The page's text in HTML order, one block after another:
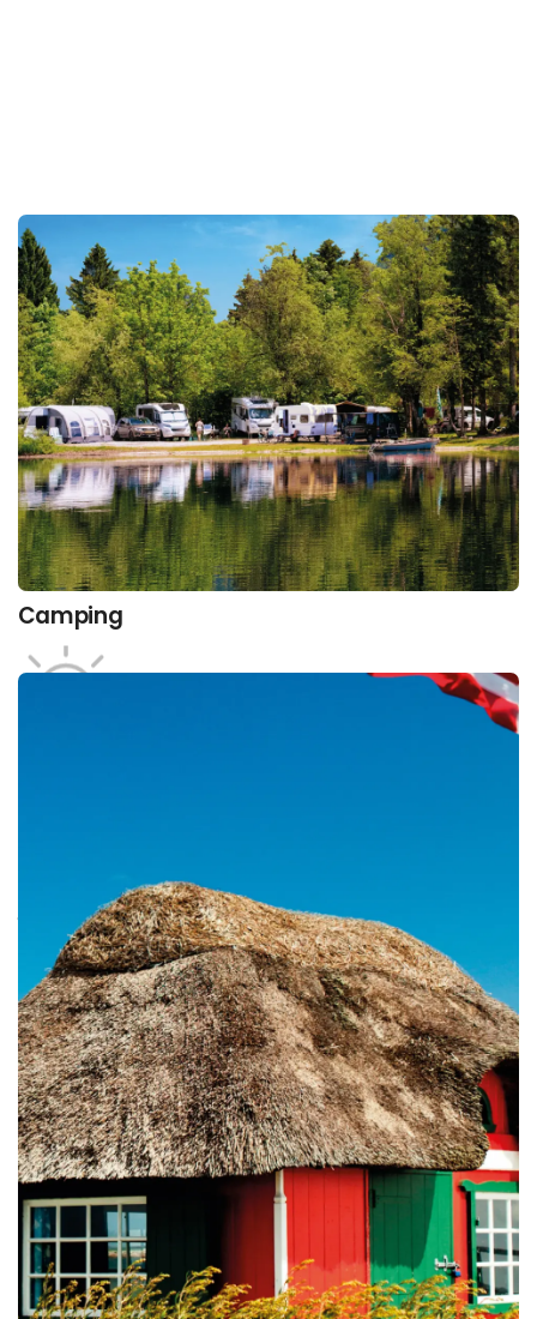
Find et væld af spændende udbydere inden for
vores områder og læs meget mere om dem, tidens
trends og tendenser, muligheder og produkter.
Se alle udbyderne her
Camping